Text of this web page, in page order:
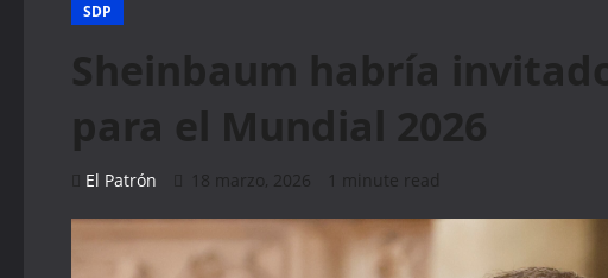
SDP
Sheinbaum habría
para el Mundial 2026
El Patrón 18 marzo, 2026 1 minute read